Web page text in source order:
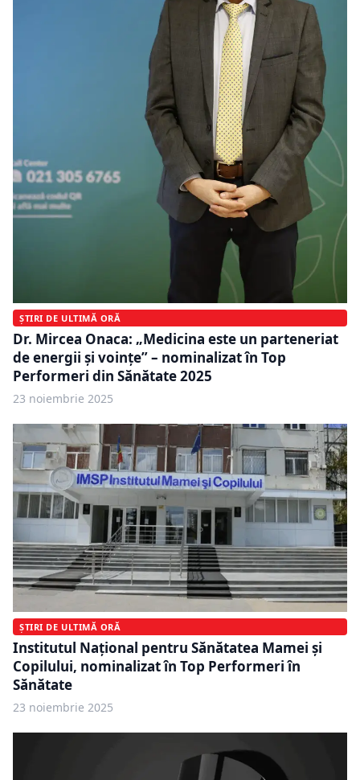
ȘTIRI DE ULTIMĂ ORĂ
Dr. Mircea Onaca: „Medicina este un parteneriat
de energii și voințe” – nominalizat în Top
Performeri din Sănătate 2025
23 noiembrie 2025
ȘTIRI DE ULTIMĂ ORĂ
Institutul Național pentru Sănătatea Mamei și
Copilului, nominalizat în Top Performeri în
Sănătate
23 noiembrie 2025